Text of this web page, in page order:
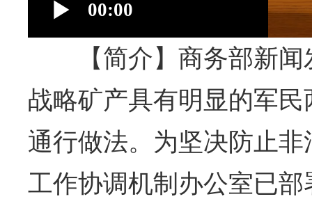
00:00
【简介】商务部新
战略矿产具有明显的军
通行做法。为坚决防止
工作协调机制办公室已